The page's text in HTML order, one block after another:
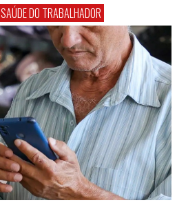
SAÚDE DO TRABALHADOR